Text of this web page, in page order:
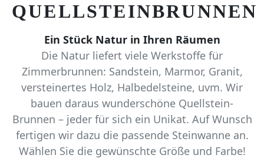
QUELLSTEINBRUNNEN
Ein Stück Natur in Ihren Räumen
Die Natur liefert viele Werkstoffe für
Zimmerbrunnen: Sandstein, Marmor, Granit,
versteinertes Holz, Halbedelsteine, uvm. Wir
bauen daraus wunderschöne Quellstein-
Brunnen – jeder für sich ein Unikat. Auf Wunsch
fertigen wir dazu die passende Steinwanne an.
Wählen Sie die gewünschte Größe und Farbe!